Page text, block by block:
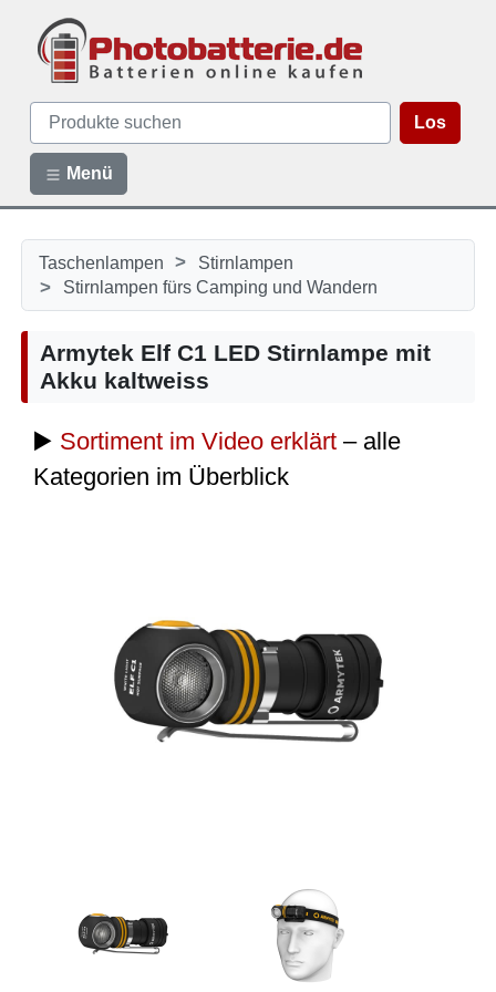
Los
Menü
Taschenlampen > Stirnlampen
> Stirnlampen fürs Camping und Wandern
Armytek Elf C1 LED Stirnlampe mit
Akku kaltweiss
▶️ Sortiment im Video erklärt – alle
Kategorien im Überblick